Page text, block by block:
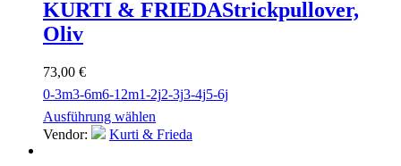
KURTI & FRIEDAStrickpullover,
Oliv
73,00 €
0-3m3-6m6-12m1-2j2-3j3-4j5-6j
Ausführung wählen
Vendor:
Kurti & Frieda